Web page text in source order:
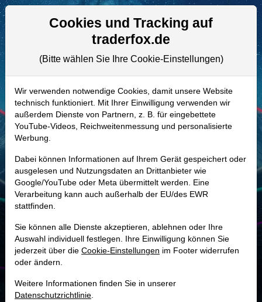
Aktien- und Artikelsuche
852523 | SO–Southern Aktie
Realtime-Aktienkurs:
-
-
Marktkapitalisierung 106,85 Mrd. USD
Unternehmenswert 180,95 Mrd. USD
MONKEY-TRADER INDIKATOR
55.7 %
Mit 55.7 % Wahrscheinlichkeit wird selbst der unglücklichst agierende Trader
Cookies und Tracking auf
traderfox.de
(Bitte wählen Sie Ihre Cookie-Einstellungen)
Wir verwenden notwendige Cookies, damit unsere Website
technisch funktioniert. Mit Ihrer Einwilligung verwenden wir
außerdem Dienste von Partnern, z. B. für eingebettete
YouTube-Videos, Reichweitenmessung und personalisierte
Werbung.
Dabei können Informationen auf Ihrem Gerät gespeichert oder
ausgelesen und Nutzungsdaten an Drittanbieter wie
Google/YouTube oder Meta übermittelt werden. Eine
Verarbeitung kann auch außerhalb der EU/des EWR
stattfinden.
Sie können alle Dienste akzeptieren, ablehnen oder Ihre
Auswahl individuell festlegen. Ihre Einwilligung können Sie
jederzeit über die Cookie-Einstellungen im Footer widerrufen
oder ändern.
Weitere Informationen finden Sie in unserer
Datenschutzrichtlinie.